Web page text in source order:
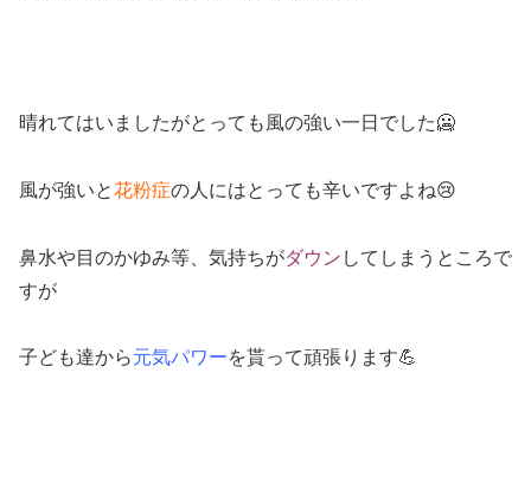
晴れてはいましたがとっても風の強い一日でした🥶
風が強いと花粉症の人にはとっても辛いですよね😢
鼻水や目のかゆみ等、気持ちがダウン してしまうところで
すが
子ども達から元気パワーを貰って頑張ります💪